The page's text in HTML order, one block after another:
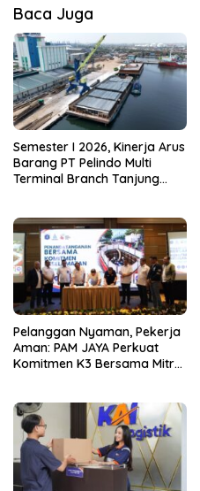
Baca Juga
Semester I 2026, Kinerja Arus
Barang PT Pelindo Multi
Terminal Branch Tanjung
Pelanggan Nyaman, Pekerja
Aman: PAM JAYA Perkuat
Komitmen K3 Bersama Mitra